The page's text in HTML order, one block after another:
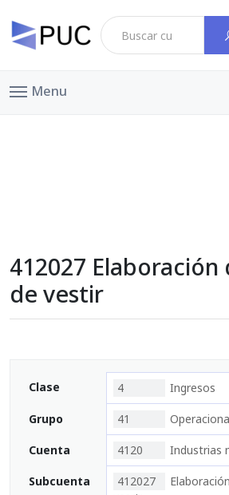
Menu
412027 Elaboración
de vestir
Clase 4 Ingresos
Grupo 41
Cuenta 4120 Industrias
Subcuenta 412027